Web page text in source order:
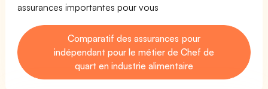
assurances importantes pour vous
Comparatif des assurances pour
indépendant pour le métier de Chef de
quart en industrie alimentaire